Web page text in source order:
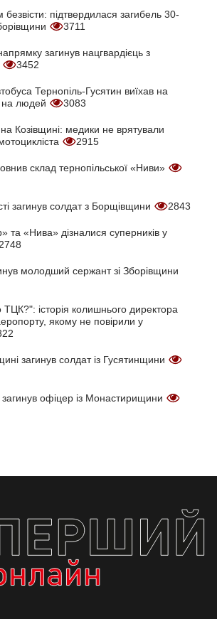
підтвердилася загибель 30-
3711
загинув нацгвардієць з
3452
Тернопіль-Гусятин виїхав на
на людей
3083
Козівщині: медики не врятували
2915
склад тернопільської «Ниви»
загинув солдат з Борщівщини 2843
та «Нива» дізналися суперників у
2748
молодший сержант зі Зборівщини
ТЦК?": історія колишнього директора
якому не повірили у
загинув солдат із Гусятинщини
офіцер із Монастирищини